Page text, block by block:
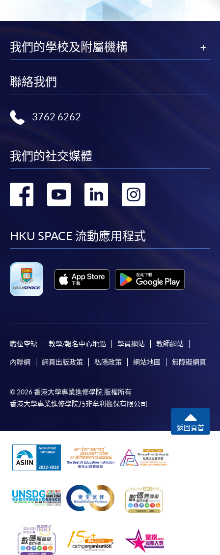
一
我們的學校及附屬機構
聯絡我們
3762 6262
我們的社交媒體
轉
facebook
轉
youtube
轉
linkedin
HKU SPACE 流動應用程式
職位空缺 教學/報名中心地點 學員網站 教師網站
內聯網 網頁出版政策 私隱政策 網站地圖 無障礙網頁
© 2026 香港大學專業進修學院 版權所有
香港大學專業進修學院乃非牟利擔保有限公司
返回頁首